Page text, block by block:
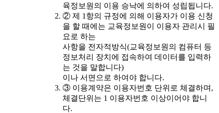
육정보원의 이용 승낙에 의하여 성립됩니다.
② 제 1항의 규정에 의해 이용자가 이용 신청
을 할 때에는 교육정보원이 이용자 관리시 필
요로 하는
사항을 전자적방식(교육정보원의 컴퓨터 등
정보처리 장치에 접속하여 데이터를 입력하
는 것을 말합니다)
이나 서면으로 하여야 합니다.
③ 이용계약은 이용자번호 단위로 체결하며,
체결단위는 1 이용자번호 이상이어야 합니
다.